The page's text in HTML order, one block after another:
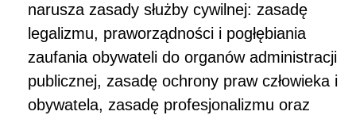
narusza zasady służby cywilnej: zasadę
legalizmu, praworządności i pogłębiania
zaufania obywateli do organów administracji
publicznej, zasadę ochrony praw człowieka i
obywatela, zasadę profesjonalizmu oraz